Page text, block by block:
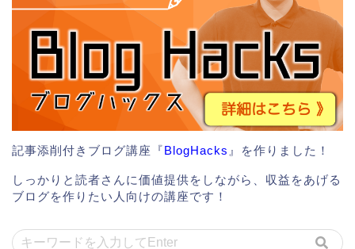
記事添削付きブログ講座『BlogHacks 』を作りました！
しっかりと読者さんに価値提供をしながら、収益をあげる
ブログを作りたい人向けの講座です！